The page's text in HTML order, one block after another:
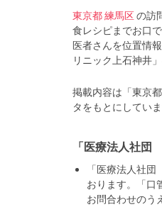
東京都練馬区の訪
食レシピまでお口
医者さんを位置情
リニック上石神井
掲載内容は「東京
タをもとにしてい
「医療法人社
「医療法人社
おります。「口
お問合わせのう